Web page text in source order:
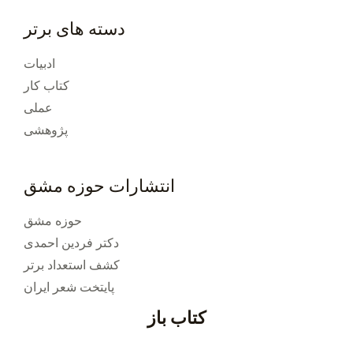
دسته های برتر
ادبیات
کتاب کار
عملی
پژوهشی
انتشارات حوزه مشق
حوزه مشق
دکتر فردین احمدی
کشف استعداد برتر
پایتخت شعر ایران
کتاب باز